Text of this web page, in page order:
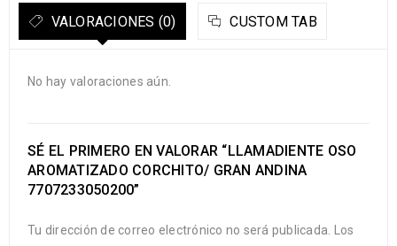
VALORACIONES (0) CUSTOM TAB
No hay valoraciones aún.
SÉ EL PRIMERO EN VALORAR “LLAMADIENTE OSO
AROMATIZADO CORCHITO/ GRAN ANDINA
7707233050200”
Tu dirección de correo electrónico no será publicada.
Los